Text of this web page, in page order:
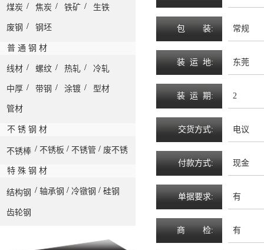
煤炭 / 焦炭 / 铁矿 / 生铁
废钢 / 钢坯
普 通 钢 材
线材 / 螺纹 / 热轧 / 冷轧
中厚 / 带钢 / 涂镀 / 型材
管材
不 锈 钢 材
不锈棒 / 不锈板 / 不锈管 / 废不锈
特 殊 钢 材
结构钢 / 轴承钢 / 冷镦钢 / 硅钢
齿轮钢
包 装: 常规
装 运 地: 东莞
装 运 期 : 2
交货方式: 电议
付款方式: 现金
单据要求: 有
商 检: 有